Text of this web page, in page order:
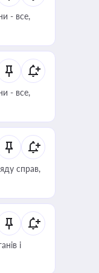
- все,
- все,
справ,
і